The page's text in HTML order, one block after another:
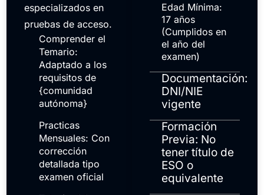
especializados en
pruebas de acceso.
Comprender el
Temario:
Adaptado a los
requisitos de
{comunidad
autónoma}
Practicas
Mensuales: Con
corrección
detallada tipo
examen oficial
Edad Mínima:
17 años
(Cumplidos en
el año del
examen)
Documentación:
DNI/NIE
vigente
Formación
Previa: No
tener título de
ESO o
equivalente